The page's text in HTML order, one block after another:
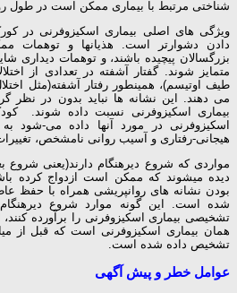
شناختی مرتبط با بیماری ممکن است در طول
ویژگی های اصلی بیماری اسکیزوفرنی در
دادن دشوارتر است. هذیان­ها و توهمات
بزرگسالان پیچیده باشند، و توهمات دیداری
متمایز شوند. گفتار آشفته در تعدادی از
طیف اوتیسم)، همین­طور رفتار آشفته(مثل
می ­دهند. این نشانه­ ها نباید بدون در نظر
بیماری اسکیزوفرنی نسبت داده شوند.
اسکیزوفرنی در مورد آنها داده می-شود به
هیجانی-رفتاری و آسیب ­روانی نامشخص،
دیده می­شوند که ممکن است ازدواج کرده
بودن نشانه ­های روان­پریشی همراه با حفظ
شده است. این گونه موارد شروع
تشخیصی بیماری اسکیزوفرنی را برآورده
تشخیص داده شده است.
عوامل خطر و پیش­ آگهی